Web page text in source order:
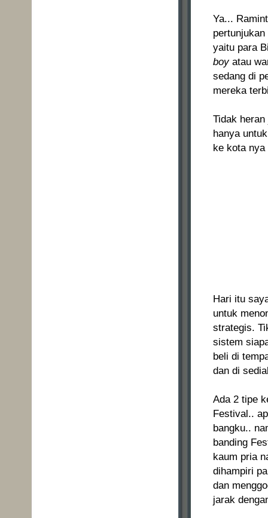
Ya...
yaitu para
boy atau
sedang di
mereka
Tidak
hanya
ke kota nya
Hari itu
untuk
strategis.
sistem
beli di
dan di
Ada 2 tipe
Festival..
bangku..
banding
kaum pria
dihampiri
dan
jarak